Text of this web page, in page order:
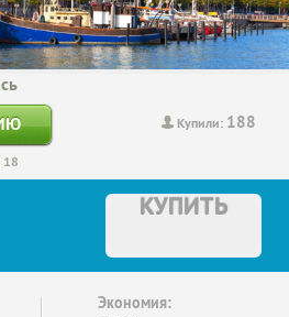
Купили: 188
18
КУПИТЬ
Экономия: